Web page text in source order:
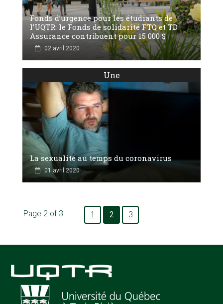
Fonds d’urgence pour les étudiants de
l’UQTR: le Fonds de solidarité FTQ et TD
Assurance contribuent pour 15 000 $
02 avril 2020
Une
La sexualité au temps du coronavirus
01 avril 2020
Page 2 of 3 1 2 3